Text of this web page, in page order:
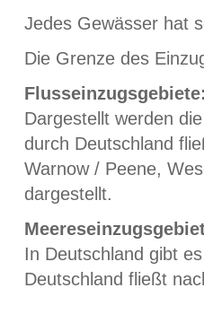
Jedes Gewässer hat
Die Grenze des
Dargestellt werden
durch Deutschland
Warnow / Peene,
dargestellt.
In Deutschland gibt
Deutschland fließt